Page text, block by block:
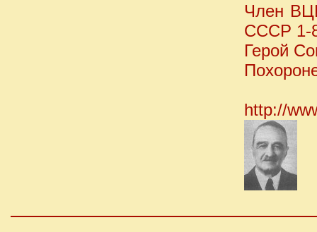
Член
СССР 1-
Герой
http://